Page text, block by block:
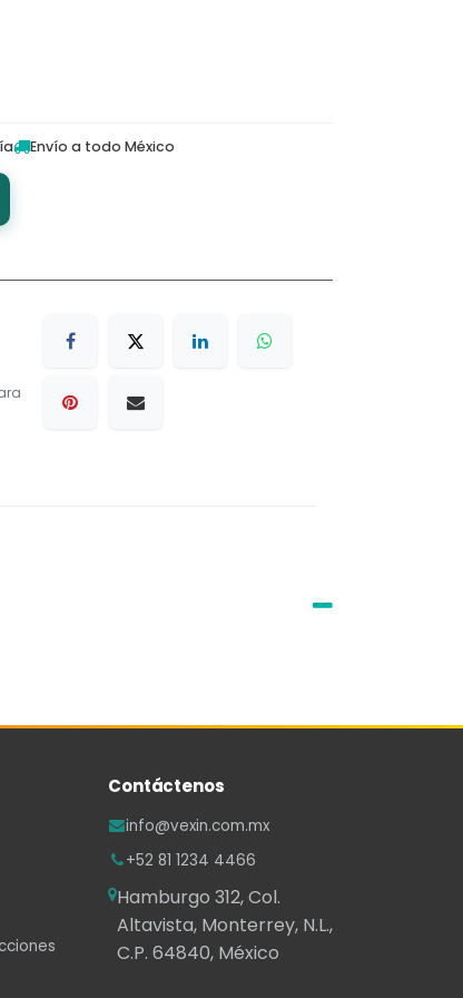
Envío a todo México
Contáctenos
info@vexin.com.mx
+52 81 1234 4466
Hamburgo 312, Col.
Altavista, Monterrey, N.L.,
C.P. 64840, México